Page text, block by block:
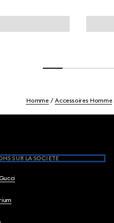
Homme Accessoires Homme
SUR LA SOCIETE